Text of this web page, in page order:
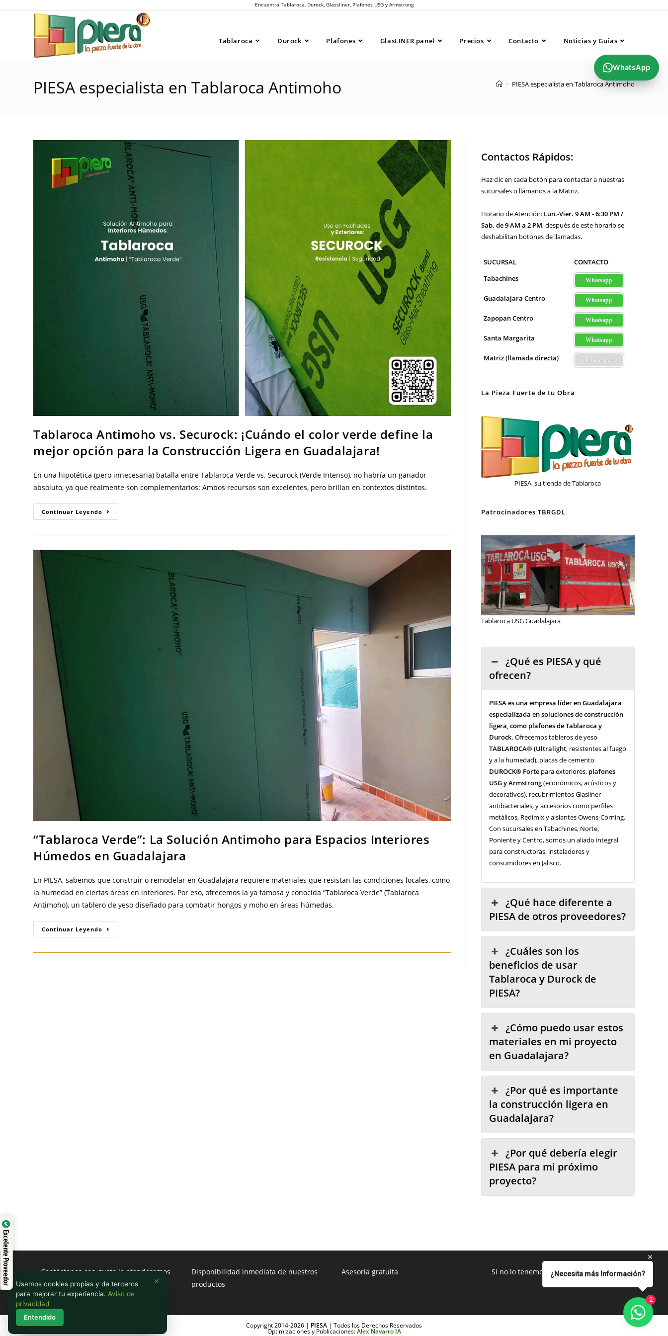
¿Necesita más Información?
2
Encuentra Tablaroca, Durock, Glassliner, Plafones USG y Armstrong
Tablaroca Durock Plafones GlasLINER panel Precios Contacto Noticias y Guías
PIESA especialista en Tablaroca Antimoho > PIESA especialista en Tablaroca Antimoho
Tablaroca Antimoho vs. Securock: ¡Cuándo el color verde define la
mejor opción para la Construcción Ligera en Guadalajara!
En una hipotética (pero innecesaria) batalla entre Tablaroca Verde vs. Securock (Verde Intenso), no habría un ganador
absoluto, ya que realmente son complementarios: Ambos recursos son excelentes, pero brillan en contextos distintos.
Continuar Leyendo Tablaroca
Antimoho
Securock:
“Tablaroca Verde”: La Solución Antimoho para Espacios Interiores
Húmedos en Guadalajara
En PIESA, sabemos que construir o remodelar en Guadalajara requiere materiales que resistan las condiciones locales, como
la humedad en ciertas áreas en interiores. Por eso, ofrecemos la ya famosa y conocida “Tablaroca Verde” (Tablaroca
Antimoho), un tablero de yeso diseñado para combatir hongos y moho en áreas húmedas.
Continuar Leyendo “Tablaroca
Verde”:
Contactos Rápidos:
Haz clic en cada botón para contactar a nuestras
sucursales o llámanos a la Matriz.
Horario de Atención: Lun.-Vier. 9 AM - 6:30 PM /
Sab. de 9 AM a 2 PM, después de este horario se
deshabilitan botones de llamadas.
SUCURSAL
CONTACTO
Tabachines
Whatsapp
Guadalajara Centro Whatsapp
Zapopan Centro Whatsapp
Santa Margarita Whatsapp
Matriz (llamada directa) ¡Llámenos!!
La Pieza Fuerte de tu Obra
PIESA, su tienda de Tablaroca
Patrocinadores TBRGDL
Tablaroca USG Guadalajara
¿Qué es PIESA y qué
ofrecen?
PIESA es una empresa líder en Guadalajara
especializada en soluciones de construcción
ligera, como plafones de Tablaroca y
Durock. Ofrecemos tableros de yeso
TABLAROCA® (Ultralight, resistentes al fuego
y a la humedad), placas de cemento
DUROCK® Forte para exteriores, plafones
USG y Armstrong(económicos, acústicos y
decorativos), recubrimientos Glasliner
antibacteriales, y accesorios como perfiles
metálicos, Redimix y aislantes Owens-Corning.
Con sucursales en Tabachines, Norte,
Poniente y Centro, somos un aliado integral
para constructoras, instaladores y
consumidores en Jalisco.
¿Qué hace diferente a
PIESA de otros proveedores?
¿Cuáles son los
beneficios de usar
Tablaroca y Durock de
PIESA?
¿Cómo puedo usar estos
materiales en mi proyecto
en Guadalajara?
¿Por qué es importante
la construcción ligera en
Guadalajara?
¿Por qué debería elegir
PIESA para mi próximo
proyecto?
Contáctenos con gusto le atenderemos
Disponibilidad inmediata de nuestros
productos
Asesoría gratuita Si no lo tenemos se los conseguimos
Copyright 2014-2026 | PIESA | Todos los Derechos Reservados
Optimizaciones y Publicaciones:Alex Navarro IA
WhatsApp
Usamos cookies propias y de terceros
para mejorar tu experiencia. Aviso de
privacidad
Entendido
Excelente Proveedor